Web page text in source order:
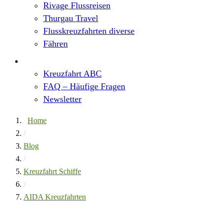
Rivage Flussreisen
Thurgau Travel
Flusskreuzfahrten diverse
Fähren
Kreuzfahrt ABC
FAQ – Häufige Fragen
Newsletter
Home
/
Blog
/
Kreuzfahrt Schiffe
/
AIDA Kreuzfahrten